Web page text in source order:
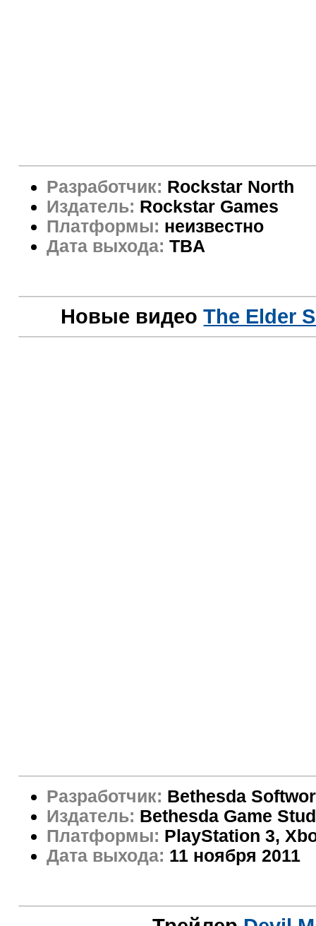
Разработчик: Rockstar North
Издатель: Rockstar Games
Платформы: неизвестно
Дата выхода: TBA
Новые видеоThe Elder
Разработчик: Bethesda
Издатель: Bethesda Game
Платформы: PlayStation 3,
Дата выхода: 11 ноября 2011